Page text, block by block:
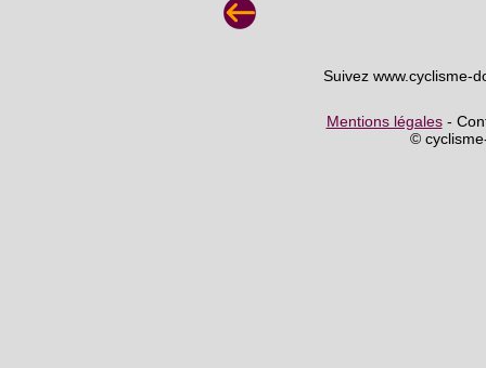
Suivez www.cyclisme-
Mentions légales-
©